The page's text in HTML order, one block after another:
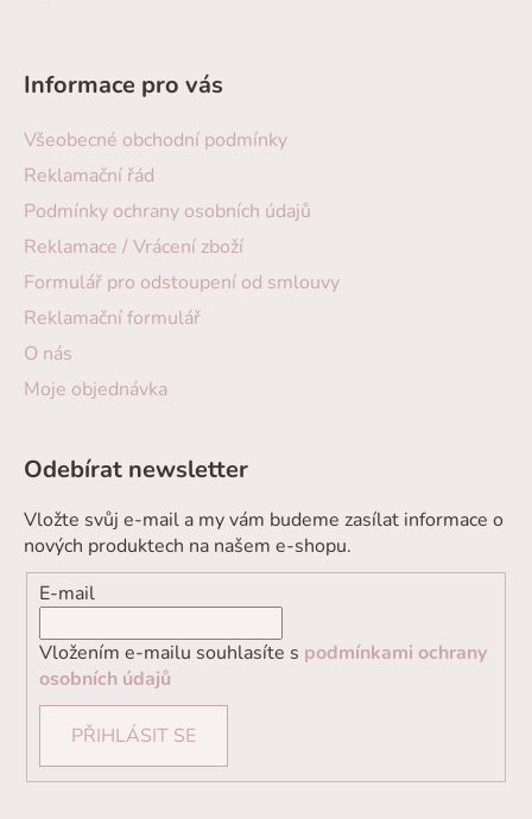
Informace pro vás
Všeobecné obchodní podmínky
Reklamační řád
Podmínky ochrany osobních údajů
Reklamace / Vrácení zboží
Formulář pro odstoupení od smlouvy
Reklamační formulář
O nás
Moje objednávka
Odebírat newsletter
Vložte svůj e-mail a my vám budeme zasílat informace o
nových produktech na našem e-shopu.
E-mail
Vložením e-mailu souhlasíte s podmínkami ochrany
osobních údajů
PŘIHLÁSIT SE